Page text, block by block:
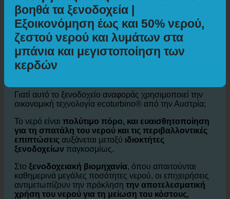
Ξενοδοχείο και βιωσιμότητα νερού
+ ενέργειας: Πώς το ecoturbino®
βοηθά τα ξενοδοχεία |
Εξοικονόμηση έως και 50% νερού,
ζεστού νερού και λυμάτων στα
κερδών
Γιατί αυτό το ξενοδοχείο αναφοράς χρησιμοποιεί την
οικονομική τεχνολογία ecoturbino® από την Αυστρία;
Το νερό είναιπολύτιμο πόρο, και ευαισθητοποίηση
για τη σπατάλη του νερού και τις περιβαλλοντικές
επιπτώσειςαυξάνεται μεταξύιδιοκτήτες
ξενοδοχείωνπαγκοσμίως.
Στοξενοδοχειακή βιομηχανία, όπου απαιτούνται